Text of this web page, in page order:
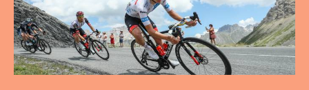
OVER MICROLAB
VOLG ONS